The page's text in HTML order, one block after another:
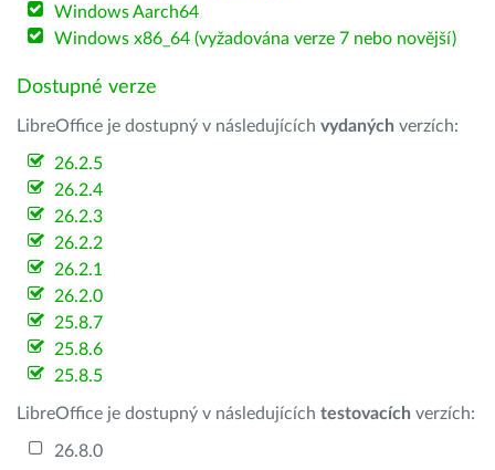
Windows Aarch64
Windows x86_64 (vyžadována verze 7 nebo novější)
Dostupné verze
LibreOffice je dostupný v následujících vydaných verzích:
26.2.5
26.2.4
26.2.3
26.2.2
26.2.1
26.2.0
25.8.7
25.8.6
25.8.5
LibreOffice je dostupný v následujících testovacích verzích:
26.8.0